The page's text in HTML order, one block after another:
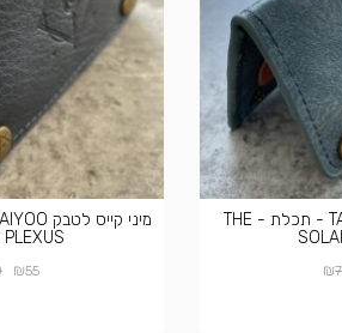
מיני קייס לטבק TAIYOO - תכלת - THE
₪
₪55